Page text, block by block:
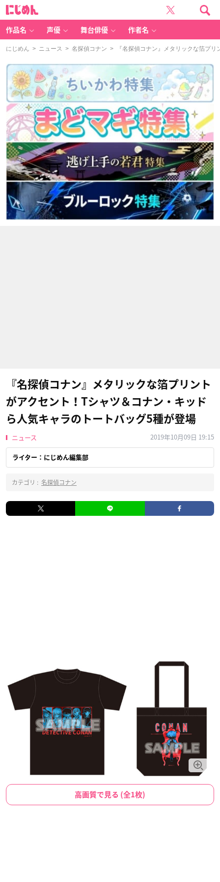
作品名 声優 舞台俳優 作者名
にじめん > ニュース > 名探偵コナン > 『名探偵コナン』メタリックな箔プリ
『名探偵コナン』メタリックな箔プリント
がアクセント！Tシャツ＆コナン・キッド
ら人気キャラのトートバッグ5種が登場
ニュース 2019年10月09日 19:15
ライター：にじめん編集部
カテゴリ : 名探偵コナン
高画質で見る (全1枚)